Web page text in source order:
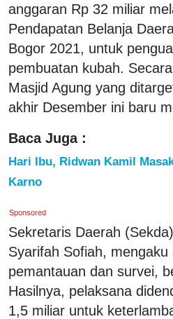
anggaran Rp 32 miliar
Pendapatan Belanja
Bogor 2021, untuk
pembuatan kubah.
Masjid Agung yang
akhir Desember ini baru
Baca Juga :
Hari Ibu, Ridwan Kamil
Karno
Sponsored
Sekretaris Daerah
Syarifah Sofiah,
pemantauan dan survei,
Hasilnya, pelaksana
1,5 miliar untuk